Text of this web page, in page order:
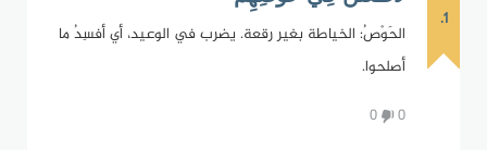
1.
الحَوْصُ: الخياطة بغير رقعة. يضرب في الوعيد، أي أفسِدُ ما
أصلحوا.
0
0